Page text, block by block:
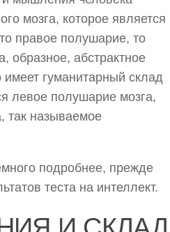
мозга, которое является
правое полушарие, то
образное, абстрактное
гуманитарный склад
левое полушарие мозга,
так называемое
подробнее, прежде
теста на интеллект.